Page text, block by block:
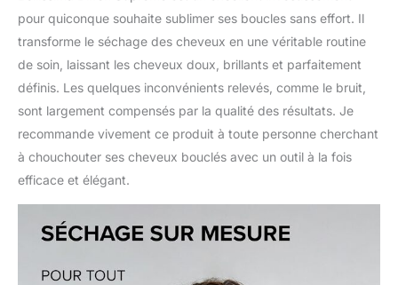
pour quiconque souhaite sublimer ses boucles sans effort. Il
transforme le séchage des cheveux en une véritable routine
de soin, laissant les cheveux doux, brillants et parfaitement
définis. Les quelques inconvénients relevés, comme le bruit,
sont largement compensés par la qualité des résultats. Je
recommande vivement ce produit à toute personne cherchant
à chouchouter ses cheveux bouclés avec un outil à la fois
efficace et élégant.